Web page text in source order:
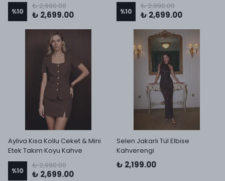
%10
₺ 2,990.00
₺ 2,699.00 %10
₺ 2,990.00
₺ 2,699.00
Ayliva Kısa Kollu Ceket & Mini
Etek Takım Koyu Kahve
%10
₺ 2,990.00
₺ 2,699.00
Selen Jakarlı Tül Elbise
Kahverengi
₺ 2,199.00